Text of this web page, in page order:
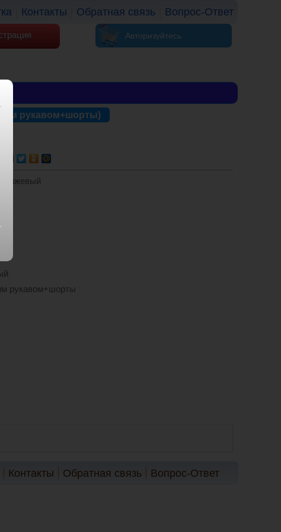
Контакты Обратная связь Вопрос-Ответ
Авторизуйтесь
рукавом+шорты)
рукавом+шорты
Контакты Обратная связь Вопрос-Ответ